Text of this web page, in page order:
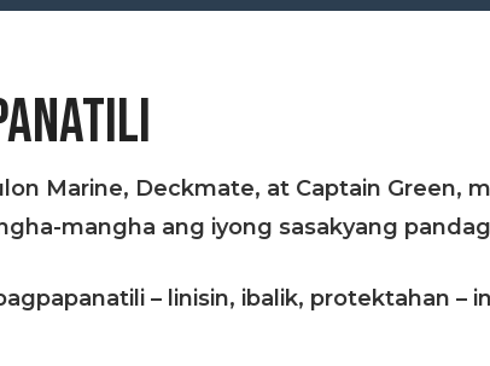
Marine, Deckmate, at Captain Green,
mangha ang iyong sasakyang
– linisin, ibalik, protektahan